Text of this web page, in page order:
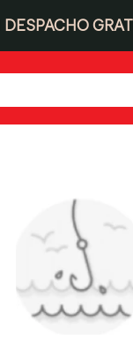
DESPACHO